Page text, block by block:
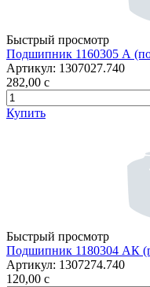
Быстрый просмотр
Подшипник 1160305 А
Артикул: 1307027.740
282,00 c
Купить
Быстрый просмотр
Подшипник 1180304 АК
Артикул: 1307274.740
120,00 c